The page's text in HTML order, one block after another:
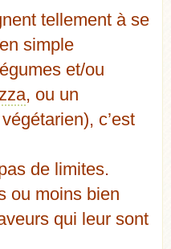
tellement à se
simple
et/ou
, ou un
c’est
de limites.
ou moins bien
qui leur sont